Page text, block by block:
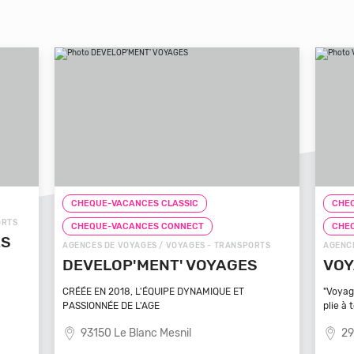
CHEQUE-VACANCES CLASSIC
CHEQUE-VACANCES CONNECT
AGENCES DE VOYAGES / VOYAGES - TRANSPORTS
VOYAGEZ VOS REVES
"Voyagez vos rêves - L'agence de voyage qui se
plie à tout
29100 Poullan Sur Mer
ZOOS,